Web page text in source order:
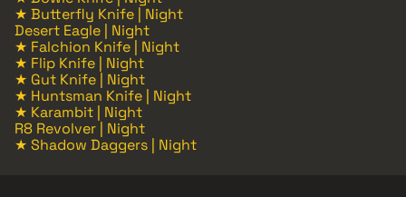
★ Butterfly Knife | Night
Desert Eagle | Night
★ Falchion Knife | Night
★ Flip Knife | Night
★ Gut Knife | Night
★ Huntsman Knife | Night
★ Karambit | Night
R8 Revolver | Night
★ Shadow Daggers | Night